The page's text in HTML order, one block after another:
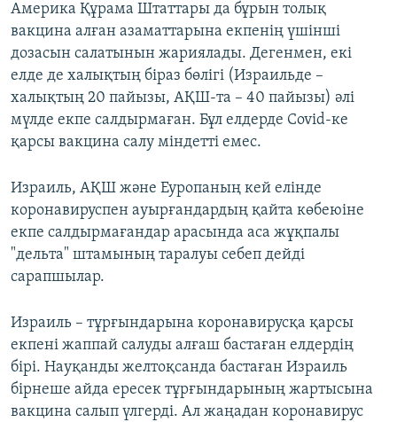
Америка Құрама Штаттары да бұрын толық
вакцина алған азаматтарына екпенің үшінші
дозасын салатынын жариялады. Дегенмен, екі
елде де халықтың біраз бөлігі (Израильде –
халықтың 20 пайызы, АҚШ-та – 40 пайызы) әлі
мүлде екпе салдырмаған. Бұл елдерде Covid-ке
қарсы вакцина салу міндетті емес.
Израиль, АҚШ және Еуропаның кей елінде
коронавируспен ауырғандардың қайта көбеюіне
екпе салдырмағандар арасында аса жұқпалы
"дельта" штамының таралуы себеп дейді
сарапшылар.
Израиль – тұрғындарына коронавирусқа қарсы
екпені жаппай салуды алғаш бастаған елдердің
бірі. Науқанды желтоқсанда бастаған Израиль
бірнеше айда ересек тұрғындарының жартысына
вакцина салып үлгерді. Ал жаңадан коронавирус